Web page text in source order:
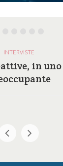
INTERVISTE
in